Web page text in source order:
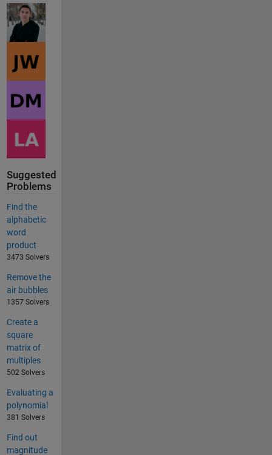
Suggested
Problems
Find the
alphabetic
word
product
3473 Solvers
Remove the
air bubbles
1357 Solvers
Create a
square
matrix of
multiples
502 Solvers
Evaluating a
polynomial
381 Solvers
Find out
magnitude